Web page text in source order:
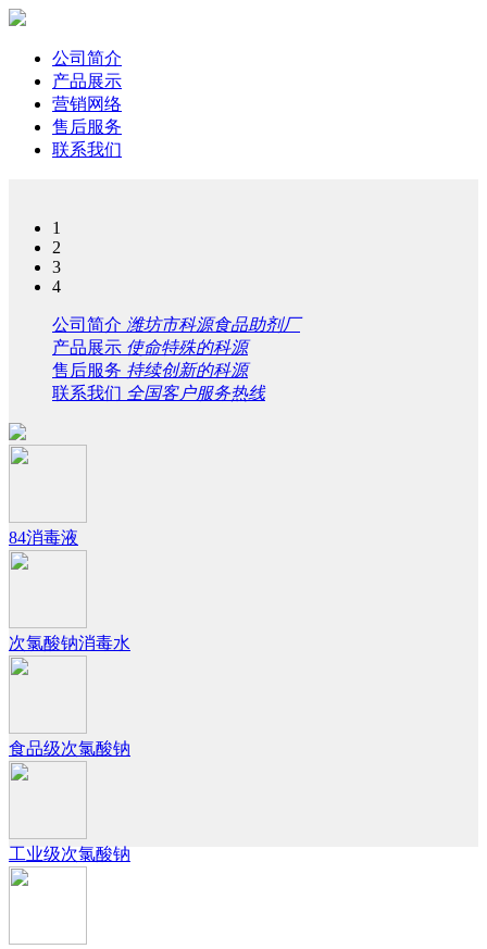
公司简介
产品展示
营销网络
售后服务
联系我们
1
2
3
4
公司简介 潍坊市科源食品助剂厂
产品展示 使命特殊的科源
售后服务 持续创新的科源
联系我们 全国客户服务热线
84消毒液
次氯酸钠消毒水
食品级次氯酸钠
工业级次氯酸钠